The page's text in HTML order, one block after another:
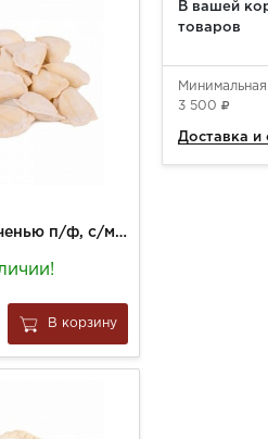
Вареники с печенью п/ф, с/м, вес
В корзину
В вашей
товаров
3 500
Доставка и